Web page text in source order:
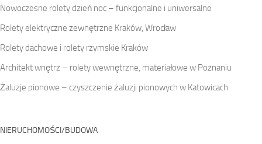
Nowoczesne rolety dzień noc – funkcjonalne i uniwersalne
Rolety elektryczne zewnętrzne Kraków, Wrocław
Rolety dachowe i rolety rzymskie Kraków
Architekt wnętrz – rolety wewnętrzne, materiałowe w Poznaniu
Żaluzje pionowe – czyszczenie żaluzji pionowych w Katowicach
NIERUCHOMOŚCI/BUDOWA